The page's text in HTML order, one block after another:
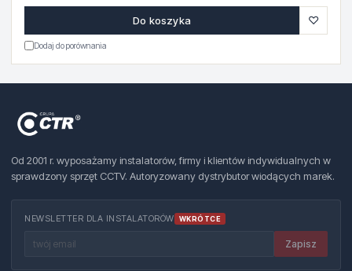
Do koszyka ♡
Dodaj do porównania
Od 2001 r. wyposażamy instalatorów, firmy i klientów indywidualnych w
sprawdzony sprzęt CCTV. Autoryzowany dystrybutor wiodących marek.
NEWSLETTER DLA INSTALATORÓW WKRÓTCE
Zapisz